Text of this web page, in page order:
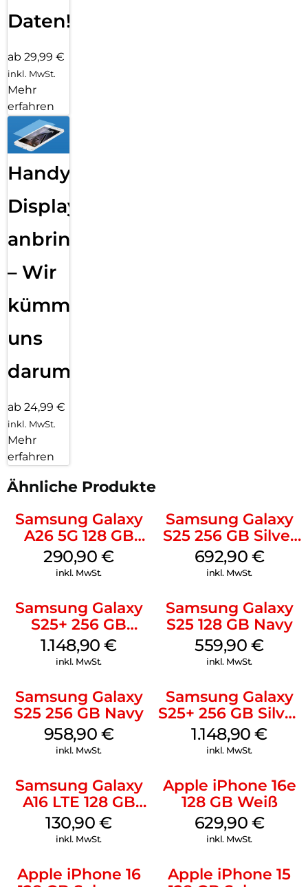
Daten!
ab 29,99 €
inkl. MwSt.
Mehr
erfahren
Handy
Displayfolie
anbringen
– Wir
kümmern
uns
darum!
ab 24,99 €
inkl. MwSt.
Mehr
erfahren
Ähnliche Produkte
Samsung Galaxy
A26 5G 128 GB
White
290,90€
inkl. MwSt.
Samsung Galaxy
S25 256 GB Silver
Shadow
692,90 €
inkl. MwSt.
Samsung Galaxy
S25+ 256 GB
Icyblue
1.148,90€
inkl. MwSt.
Samsung Galaxy
S25 128 GB Navy
559,90€
inkl. MwSt.
Samsung Galaxy
S25 256 GB Navy
958,90 €
inkl. MwSt.
Samsung Galaxy
S25+ 256 GB Silver
Shadow
1.148,90€
inkl. MwSt.
Samsung Galaxy
A16 LTE 128 GB
Black
130,90€
inkl. MwSt.
Apple iPhone 16e
128 GB Weiß
629,90 €
inkl. MwSt.
Apple iPhone 16
Apple iPhone 15